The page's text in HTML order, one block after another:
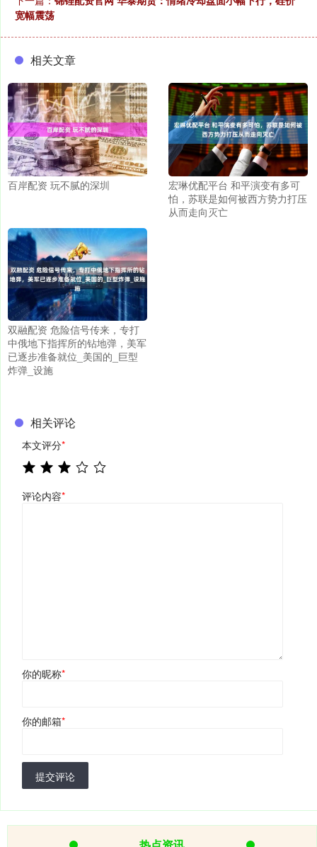
宽幅震荡
相关文章
百岸配资 玩不腻的深圳
宏琳优配平台 和平演变有多可
怕，苏联是如何被西方势力打压
从而走向灭亡
双融配资 危险信号传来，专打
中俄地下指挥所的钻地弹，美军
已逐步准备就位_美国的_巨型
炸弹_设施
相关评论
本文评分*
评论内容*
你的昵称*
你的邮箱*
提交评论